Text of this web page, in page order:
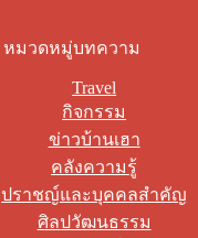
หมวดหมู่บทความ
Travel
กิจกรรม
ข่าวบ้านเฮา
คลังความรู้
ปราชญ์และบุคคลสำคัญ
ศิลปวัฒนธรรม